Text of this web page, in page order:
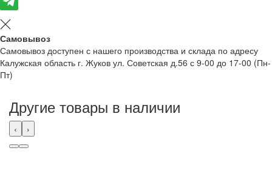
Самовывоз
Самовывоз доступен с нашего производства и склада по адресу
Калужская область г. Жуков ул. Советская д.56 с 9-00 до 17-00 (Пн-
Пт)
Другие товары в наличии
‹ ›